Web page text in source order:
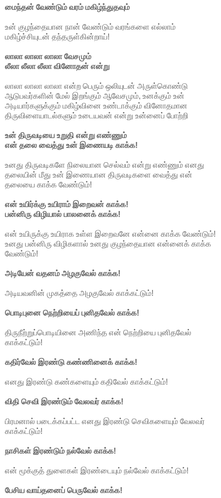
மைந்தன் வேண்டும் வரம் மகிழ்ந்துதவும்
உன் குழந்தையான நான் வேண்டும் வரங்களை எல்லாம்
மகிழ்ச்சியுடன் தந்தருள்கின்றாய்!
லாலா லாலா லாலா வேசமும்
லீலா லீலா லீலா வினோதன் என்று
லாலா லாலா லாலா என்ற பெரும் ஒலியுடன் அருள்கொண்டு
ஆடுபவர்களின் மேல் இறங்கும் ஆவேசமும், உனக்கும் உன்
அடியார்களுக்கும் மகிழ்வினை உண்டாக்கும் வினோதமான
திருவிளையாடல்களும் உடையவன் என்று உன்னைப் போற்றி
உன் திருவடியை உறுதி என்று எண்ணும்
என் தலை வைத்து உன் இணையடி காக்க!
உனது திருவடிகளே நிலையான செல்வம் என்று எண்ணும் எனது
தலையின் மீது உன் இணையான திருவடிகளை வைத்து என்
தலையை காக்க வேண்டும்!
என் உயிர்க்கு உயிராம் இறைவன் காக்க!
பன்னிரு விழியால் பாலனைக் காக்க!
என் உயிருக்கு உயிராக உள்ள இறைவனே என்னை காக்க வேண்டும்!
உனது பன்னிரு விழிகளால் உனது குழந்தையான என்னைக் காக்க
வேண்டும்!
அடியேன் வதனம் அழகுவேல் காக்க!
அடியவனின் முகத்தை அழகுவேல் காக்கட்டும்!
பொடிபுனை நெற்றியைப் புனிதவேல் காக்க!
திருநீற்றுப்பொடியினை அணிந்த என் நெற்றியை புனிதவேல்
காக்கட்டும்!
கதிர்வேல் இரண்டு கண்ணினைக் காக்க!
எனது இரண்டு கண்களையும் கதிவேல் காக்கட்டும்!
விதி செவி இரண்டும் வேலவர் காக்க!
பிரமனால் படைக்கப்பட்ட எனது இரண்டு செவிகளையும் வேலவர்
காக்கட்டும்!
நாசிகள் இரண்டும் நல்வேல் காக்க!
என் மூக்குத் துளைகள் இரண்டையும் நல்வேல் காக்கட்டும்!
பேசிய வாய்தனைப் பெருவேல் காக்க!